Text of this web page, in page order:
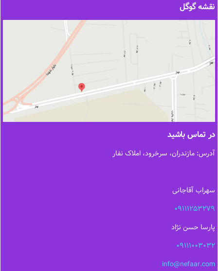
نقشه گوگل
در تماس باشید
آدرس: مازندران، سرخرود، املاک نفار
سهراب آقاجانی
09111253279
پارسا حسن نژاد
09111003032
info@nefaar.com